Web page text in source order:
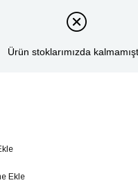
Ürün stoklarımızda
Ekle